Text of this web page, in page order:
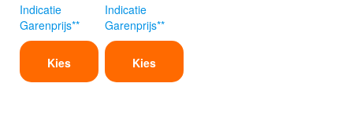
Indicatie
Garenprijs**
Kies
Indicatie
Garenprijs**
Kies